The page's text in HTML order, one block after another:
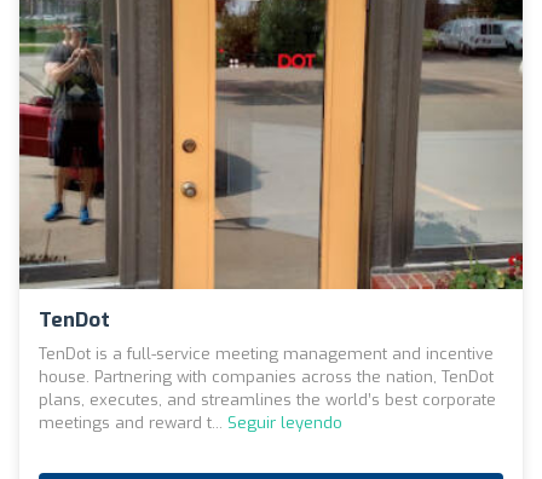
TenDot
TenDot is a full-service meeting management and incentive
house. Partnering with companies across the nation, TenDot
plans, executes, and streamlines the world’s best corporate
meetings and reward t... Seguir leyendo